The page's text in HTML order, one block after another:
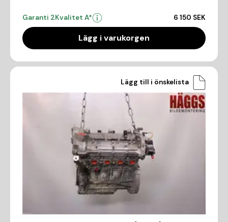
Garanti 2Kvalitet A* 6 150 SEK
Lägg i varukorgen
Lägg till i önskelista